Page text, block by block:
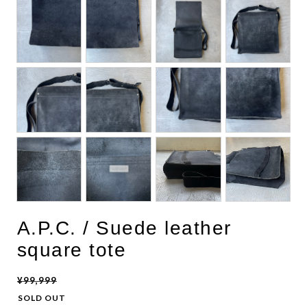
A.P.C. / Suede leather
square tote
¥99,999
SOLD OUT